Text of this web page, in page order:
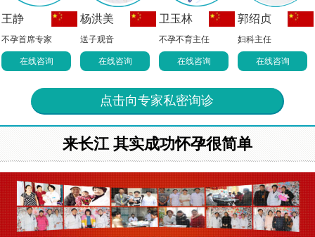
王静
不孕首席专家
在线咨询
杨洪美
送子观音
在线咨询
卫玉林
不孕不育主任
在线咨询
郭绍贞
妇科主任
在线咨询
点击向专家私密询诊
来长江 其实成功怀孕很简单